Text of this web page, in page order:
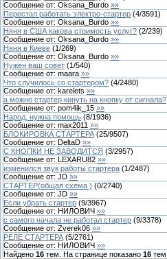
Сообщение от: Oksana_Burdo »»
Перестал работать электро-стартер (4/3591)
Сообщение от: Oksana_Burdo »»
Няня в США какова стоимость услуг? (2/239)
Сообщение от: Oksana_Burdo »»
Няня в Киеве (1/269)
Сообщение от: Oksana_Burdo »»
Нужен ваш совет (1/540)
Сообщение от: maara »»
Что случилось со стартером? (4/2480)
Сообщение от: karelets »»
а можно стартер кинуть на кнопку от сигнала?
Сообщение от: pom4ik_15 »»
Народ, нужна помощь (8/1936)
Сообщение от: max2011 »»
БЛОКИРОВКА СТАРТЕРА (25/9507)
Сообщение от: DeltaD »»
С КНОПКИ НЕ ЗАВОДИТСЯ (3/2957)
Сообщение от: LEXARU82 »»
изменился звук работы стартера (1/2487)
Сообщение от: JD »»
СТАРТЕР(общая схема ) (0/2740)
Сообщение от: JD »»
Если убрать стартер (9/3967)
Сообщение от: НИЛОВИЧ »»
с самого начала не работал стартер (9/3378)
Сообщение от: Zverek06 »»
РЕЛЕ СТАРТЕРА (5/2761)
Сообщение от: НИЛОВИЧ »»
Найдено 16 тем. На странице показано 16 тем.